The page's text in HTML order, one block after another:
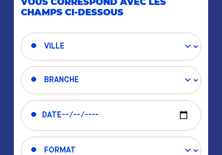
CHAMPS CI-DESSOUS